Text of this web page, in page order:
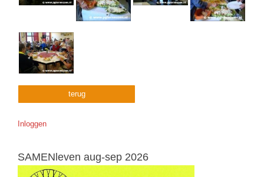
terug
Inloggen
SAMENleven aug-sep 2026